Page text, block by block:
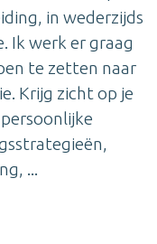
in wederzijds
Ik werk er graag
te zetten naar
Krijg zicht op je
...